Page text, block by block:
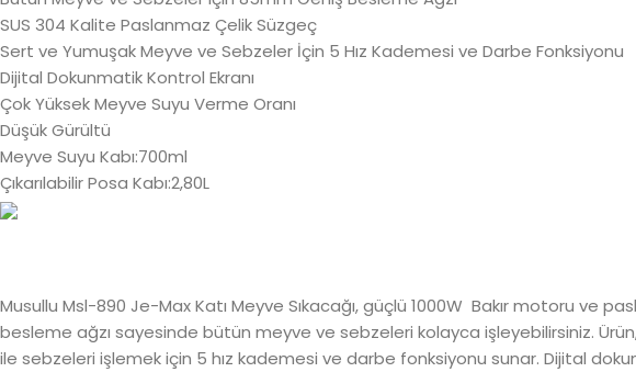
SUS 304 Kalite Paslanmaz Çelik Süzgeç
Sert ve Yumuşak Meyve ve Sebzeler İçin 5 Hız Kademesi ve Darbe Fonksiyonu
Dijital Dokunmatik Kontrol Ekranı
Çok Yüksek Meyve Suyu Verme Oranı
Düşük Gürültü
Meyve Suyu Kabı:700ml
Çıkarılabilir Posa Kabı:2,80L
Musullu Msl-890 Je-Max Katı Meyve Sıkacağı, güçlü 1000W Bakır motoru
besleme ağzı sayesinde bütün meyve ve sebzeleri kolayca işleyebilirsiniz.
ile sebzeleri işlemek için 5 hız kademesi ve darbe fonksiyonu sunar. Dijital